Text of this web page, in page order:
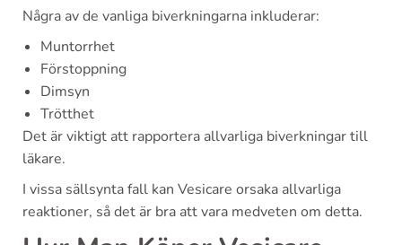
Några av de vanliga biverkningarna inkluderar:
Muntorrhet
Förstoppning
Dimsyn
Trötthet
Det är viktigt att rapportera allvarliga biverkningar till
läkare.
I vissa sällsynta fall kan Vesicare orsaka allvarliga
reaktioner, så det är bra att vara medveten om detta.